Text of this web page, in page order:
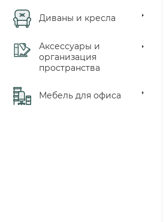
Диваны и кресла
Аксессуары и
организация
пространства
Мебель для офиса